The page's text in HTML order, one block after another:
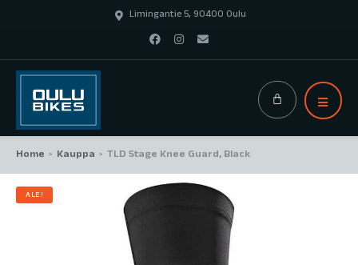
Limingantie 5, 90400 Oulu
Home > Kauppa > TLD Stage Knee Guard, Black
ALE!